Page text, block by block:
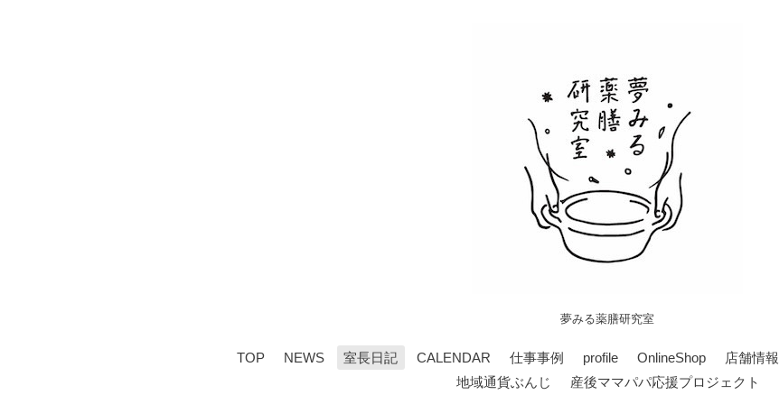
夢みる薬膳研究室
TOP NEWS 室長日記 CALENDAR 仕事事例 profile OnlineShop 店舗情報
地域通貨ぶんじ
産後ママパパ応援プロジェクト